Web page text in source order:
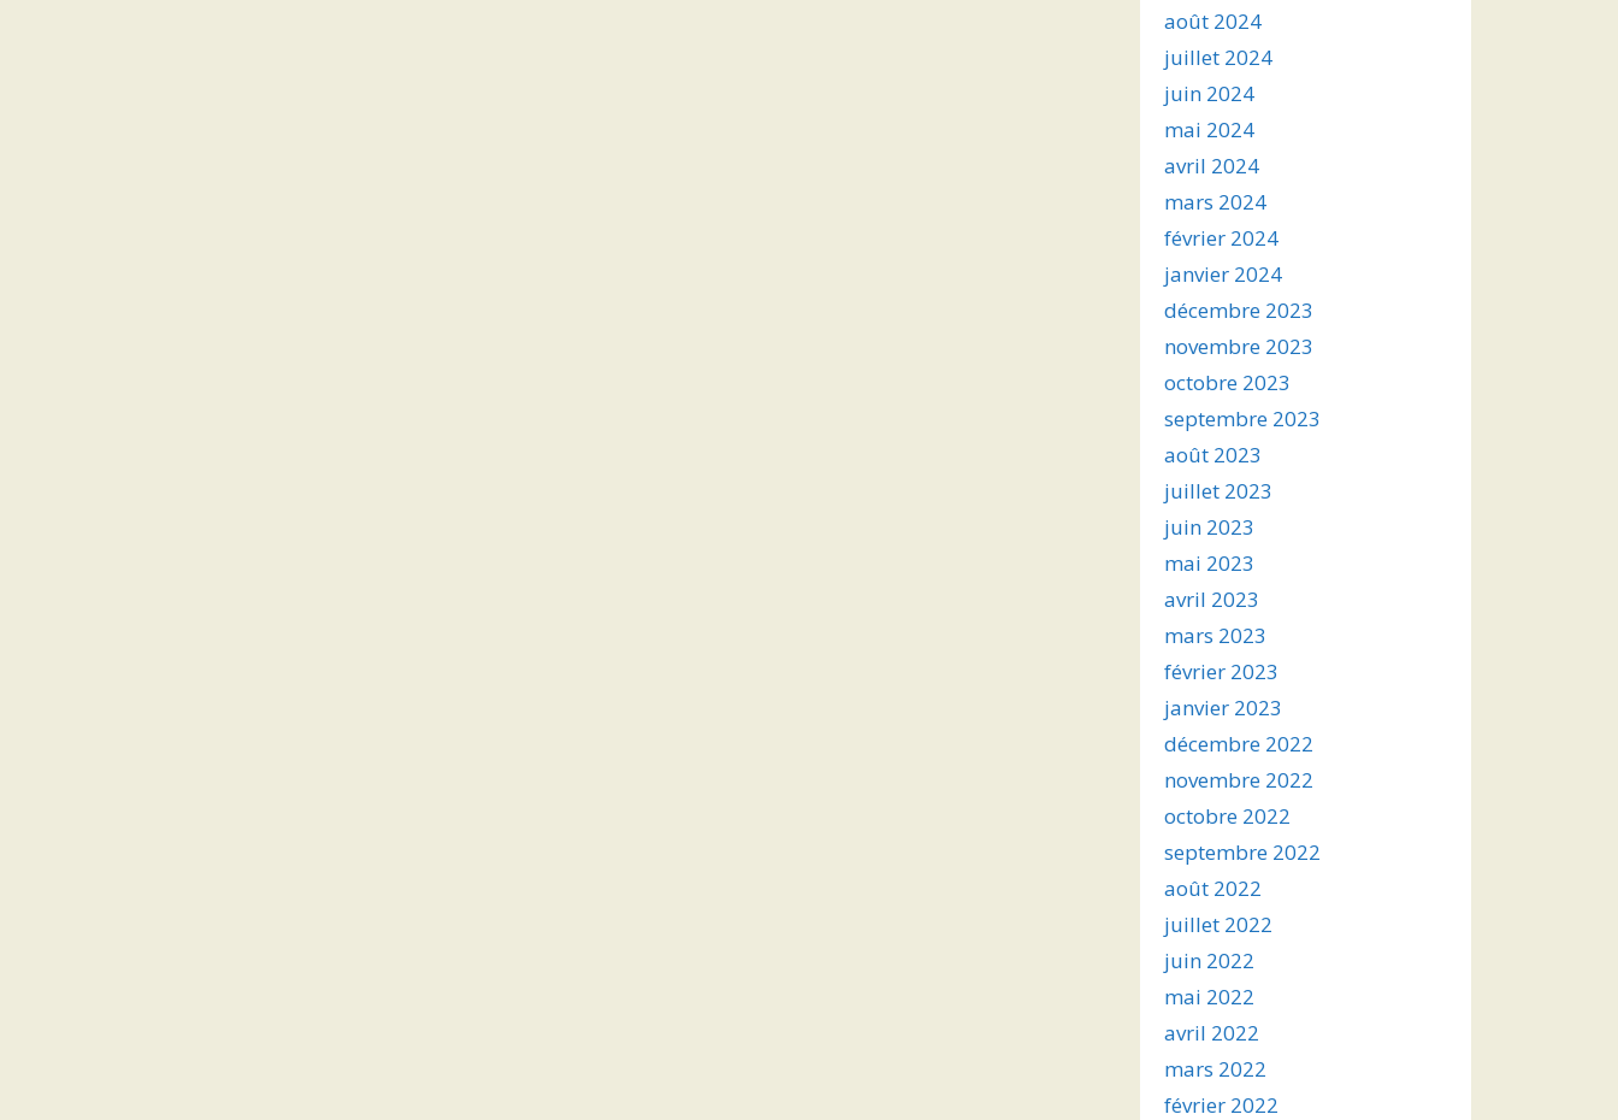
août 2024
juillet 2024
juin 2024
mai 2024
avril 2024
mars 2024
février 2024
janvier 2024
décembre 2023
novembre 2023
octobre 2023
septembre 2023
août 2023
juillet 2023
juin 2023
mai 2023
avril 2023
mars 2023
février 2023
janvier 2023
décembre 2022
novembre 2022
octobre 2022
septembre 2022
août 2022
juillet 2022
juin 2022
mai 2022
avril 2022
mars 2022
février 2022